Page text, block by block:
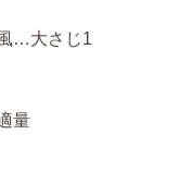
…大さじ1
量